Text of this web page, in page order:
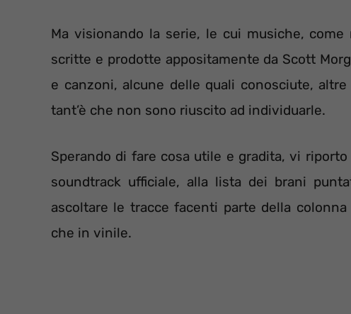
Ma visionando la serie, le cui musiche,
scritte e prodotte appositamente da Scott
e canzoni, alcune delle quali conosciute,
tant’è che non sono riuscito ad individuarle.
Sperando di fare cosa utile e gradita, vi
soundtrack ufficiale, alla lista dei brani
ascoltare le tracce facenti parte della
che in vinile.